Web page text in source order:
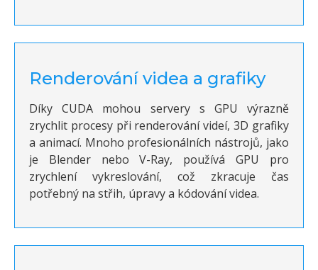
Renderování videa a grafiky
Díky CUDA mohou servery s GPU výrazně
zrychlit procesy při renderování videí, 3D grafiky
a animací. Mnoho profesionálních nástrojů, jako
je Blender nebo V-Ray, používá GPU pro
zrychlení vykreslování, což zkracuje čas
potřebný na střih, úpravy a kódování videa.